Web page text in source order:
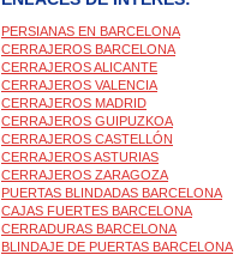
PERSIANAS EN BARCELONA
CERRAJEROS BARCELONA
CERRAJEROS ALICANTE
CERRAJEROS VALENCIA
CERRAJEROS MADRID
CERRAJEROS GUIPUZKOA
CERRAJEROS CASTELLÓN
CERRAJEROS ASTURIAS
CERRAJEROS ZARAGOZA
PUERTAS BLINDADAS BARCELONA
CAJAS FUERTES BARCELONA
CERRADURAS BARCELONA
BLINDAJE DE PUERTAS BARCELONA